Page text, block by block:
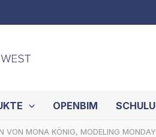
OPENBIM
VON MONA KÖNIG, MODELING